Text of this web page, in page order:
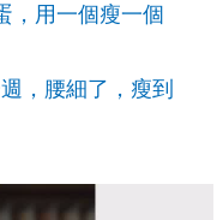
，用一個瘦一個
，腰細了，瘦到